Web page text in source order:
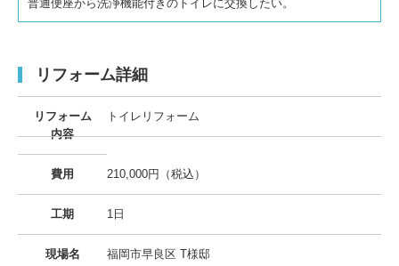
普通便座から洗浄機能付きのトイレに交換したい。
リフォーム詳細
リフォーム
内容
トイレリフォーム
費用 210,000円（税込）
工期 1日
現場名 福岡市早良区 T様邸